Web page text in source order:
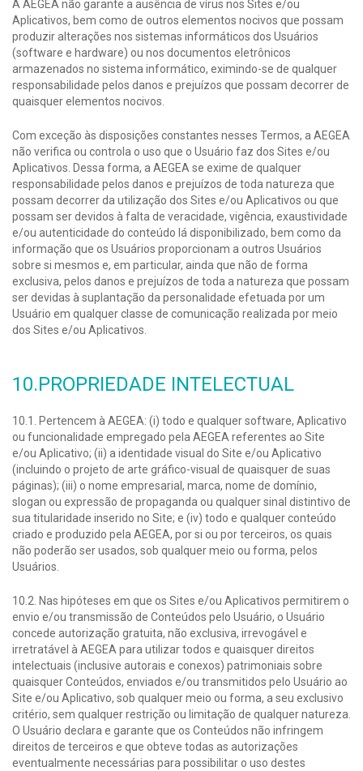
A AEGEA não garante a ausência de vírus nos Sites e/ou
Aplicativos, bem como de outros elementos nocivos que possam
produzir alterações nos sistemas informáticos dos Usuários
(software e hardware) ou nos documentos eletrônicos
armazenados no sistema informático, eximindo-se de qualquer
responsabilidade pelos danos e prejuízos que possam decorrer de
quaisquer elementos nocivos.
Com exceção às disposições constantes nesses Termos, a AEGEA
não verifica ou controla o uso que o Usuário faz dos Sites e/ou
Aplicativos. Dessa forma, a AEGEA se exime de qualquer
responsabilidade pelos danos e prejuízos de toda natureza que
possam decorrer da utilização dos Sites e/ou Aplicativos ou que
possam ser devidos à falta de veracidade, vigência, exaustividade
e/ou autenticidade do conteúdo lá disponibilizado, bem como da
informação que os Usuários proporcionam a outros Usuários
sobre si mesmos e, em particular, ainda que não de forma
exclusiva, pelos danos e prejuízos de toda a natureza que possam
ser devidas à suplantação da personalidade efetuada por um
Usuário em qualquer classe de comunicação realizada por meio
dos Sites e/ou Aplicativos.
10.PROPRIEDADE INTELECTUAL
10.1. Pertencem à AEGEA: (i) todo e qualquer software, Aplicativo
ou funcionalidade empregado pela AEGEA referentes ao Site
e/ou Aplicativo; (ii) a identidade visual do Site e/ou Aplicativo
(incluindo o projeto de arte gráfico-visual de quaisquer de suas
páginas); (iii) o nome empresarial, marca, nome de domínio,
slogan ou expressão de propaganda ou qualquer sinal distintivo de
sua titularidade inserido no Site; e (iv) todo e qualquer conteúdo
criado e produzido pela AEGEA, por si ou por terceiros, os quais
não poderão ser usados, sob qualquer meio ou forma, pelos
Usuários.
10.2. Nas hipóteses em que os Sites e/ou Aplicativos permitirem o
envio e/ou transmissão de Conteúdos pelo Usuário, o Usuário
concede autorização gratuita, não exclusiva, irrevogável e
irretratável à AEGEA para utilizar todos e quaisquer direitos
intelectuais (inclusive autorais e conexos) patrimoniais sobre
quaisquer Conteúdos, enviados e/ou transmitidos pelo Usuário ao
Site e/ou Aplicativo, sob qualquer meio ou forma, a seu exclusivo
critério, sem qualquer restrição ou limitação de qualquer natureza.
O Usuário declara e garante que os Conteúdos não infringem
direitos de terceiros e que obteve todas as autorizações
eventualmente necessárias para possibilitar o uso destes